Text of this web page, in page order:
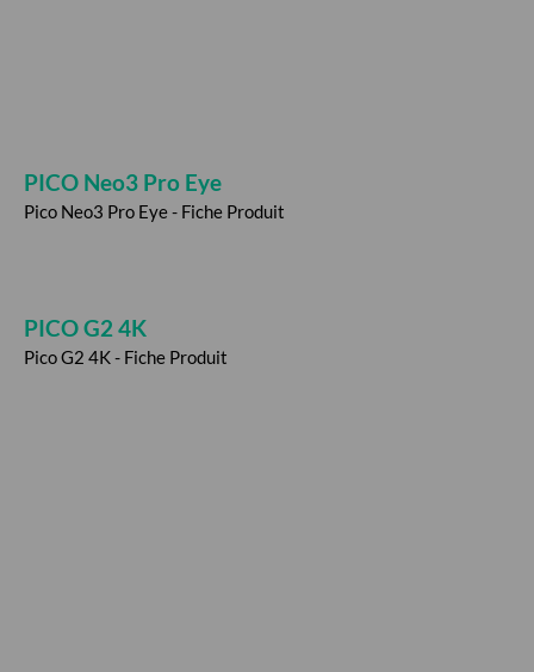
PICO Neo3 Pro Eye
Pico Neo3 Pro Eye - Fiche Produit
PICO G2 4K
Pico G2 4K - Fiche Produit